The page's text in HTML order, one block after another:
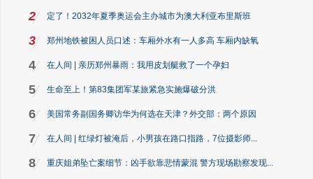
2 定了！2032年夏季奥运会主办城市为澳大利亚布里斯班
3 郑州地铁被困人员口述：车厢外水有一人多高 车厢内缺氧
4 在人间 | 亲历郑州暴雨：我用皮划艇救了一个孕妇
5 生命至上！第83集团军某旅紧急实施爆破分洪
6 美国常务副国务卿访华为何选在天津？外交部：两个原因
7 在人间 | 红绿灯被淹后，小男孩在路口指路，7位摄影师...
8 重庆姐弟坠亡案细节：凶手欲靠悲情蒙混 警方现场勘察发现...